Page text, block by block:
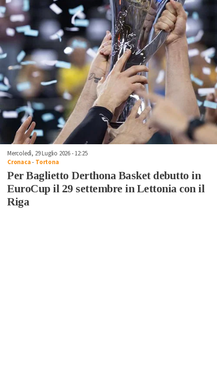
Mercoledì, 29 Luglio 2026 - 12:25
Cronaca- Tortona
Per Baglietto Derthona Basket debutto in
EuroCup il 29 settembre in Lettonia con il
Riga